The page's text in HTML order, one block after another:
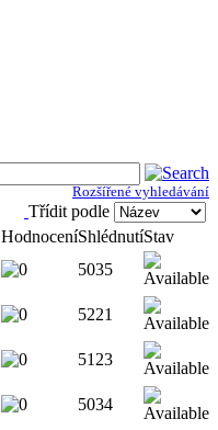
Rozšířené vyhledávání
Třídit podle
HodnoceníShlédnutíStav
5035
5221
5123
5034